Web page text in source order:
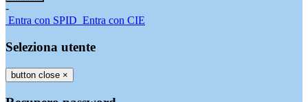
-
Entra con SPID Entra con CIE
Seleziona utente
button close ×